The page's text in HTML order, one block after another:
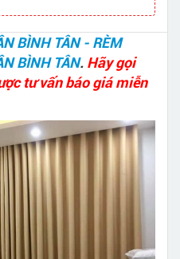
BÌNH TÂN - RÈM
BÌNH TÂN. Hãy gọi
tư vấn báo giá miễn